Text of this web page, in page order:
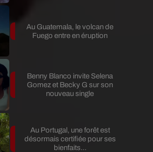
Au Guatemala, le volcan de
Fuego entre en éruption
Benny Blanco invite Selena
Gomez et Becky G sur son
nouveau single
Au Portugal, une forêt est
désormais certifiée pour ses
bienfaits...